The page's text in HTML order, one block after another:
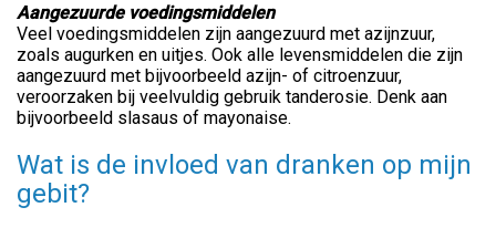
Aangezuurde voedingsmiddelen
Veel voedingsmiddelen zijn aangezuurd met azijnzuur,
zoals augurken en uitjes. Ook alle levensmiddelen die zijn
aangezuurd met bijvoorbeeld azijn- of citroenzuur,
veroorzaken bij veelvuldig gebruik tanderosie. Denk aan
bijvoorbeeld slasaus of mayonaise.
Wat is de invloed van dranken op mijn
gebit?